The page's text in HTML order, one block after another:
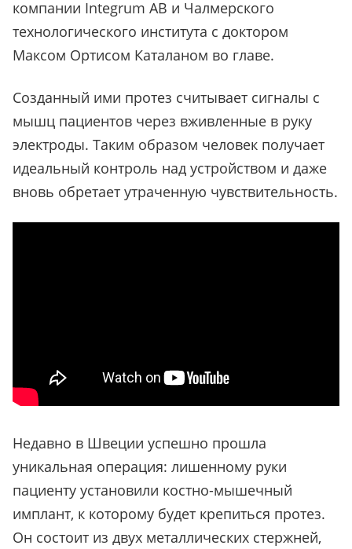
компании Integrum AB и Чалмерского
технологического института с доктором
Максом Ортисом Каталаном во главе.
Созданный ими протез считывает сигналы с
мышц пациентов через вживленные в руку
электроды. Таким образом человек получает
идеальный контроль над устройством и даже
вновь обретает утраченную чувствительность.
Недавно в Швеции успешно прошла
уникальная операция: лишенному руки
пациенту установили костно-мышечный
имплант, к которому будет крепиться протез.
Он состоит из двух металлических стержней,